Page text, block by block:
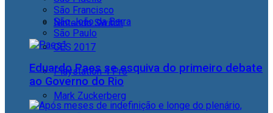
Nintendo Switch
CES 2017
Playstation 4 Pro
Mark Zuckerberg
São Francisco
São João da Barra
São Paulo
Eduardo Paes se esquiva do primeiro debate
ao Governo do Rio